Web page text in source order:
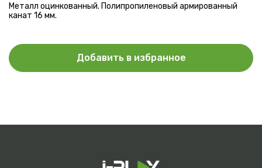
Металл оцинкованный. Полипропиленовый армированный
канат 16 мм.
Добавить в избранное